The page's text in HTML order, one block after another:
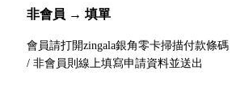
非會員 → 填單
會員請打開zingala銀角零卡掃描付款條碼
/ 非會員則線上填寫申請資料並送出